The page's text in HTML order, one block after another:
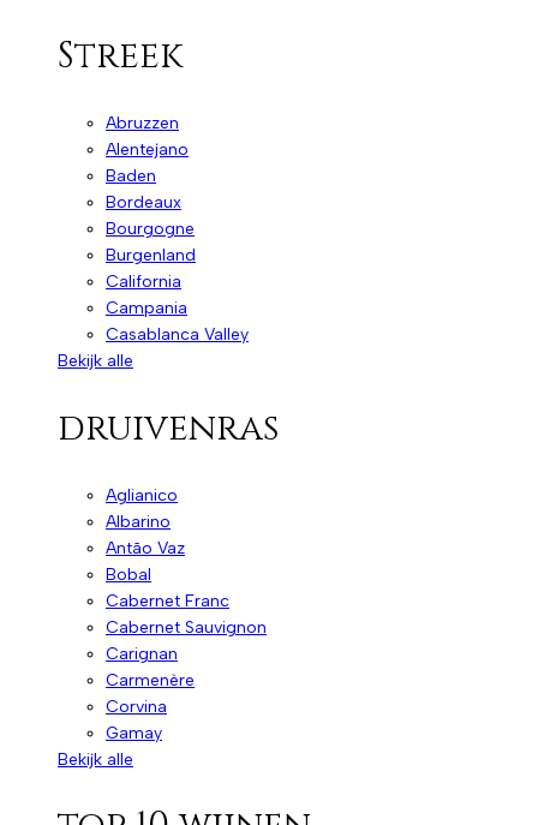
Streek
Abruzzen
Alentejano
Baden
Bordeaux
Bourgogne
Burgenland
California
Campania
Casablanca Valley
Bekijk alle
druivenras
Aglianico
Albarino
Antão Vaz
Bobal
Cabernet Franc
Cabernet Sauvignon
Carignan
Carmenère
Corvina
Gamay
Bekijk alle